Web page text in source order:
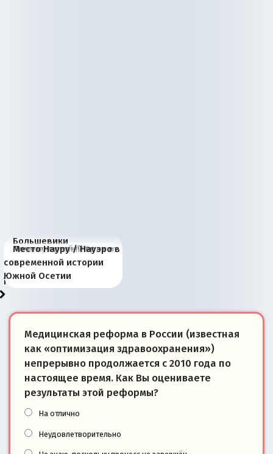
Большевики
отличаются от «Яблока»
тем, что они -
победители
Киевская марионетка
Запада рассказала о
«переобувании» хозяев
В России назрели
перемены: 15 шагов к
суверенной экономике
Миграционный пожар
Европы
Россия начинает
сбрасывать балласт
Анкориджа
Россия зимой 1904
года: первые уступки во
внутренней политике
Русская нация вчера и
сегодня
Почему правый крах в
Варшаве не поможет её
отношениям с Россией?
Место Науру / Науэро в
современной истории
Южной Осетии
Медицинская реформа в России (известная
как «оптимизация здравоохранения»)
непрерывно продолжается с 2010 года по
настоящее время. Как Вы оцениваете
результаты этой реформы?
На отлично
Неудовлетворительно